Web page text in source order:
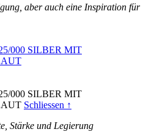
aber auch eine Inspiration für
000 SILBER MIT
000 SILBER MIT
Schliessen ↑
Stärke und Legierung